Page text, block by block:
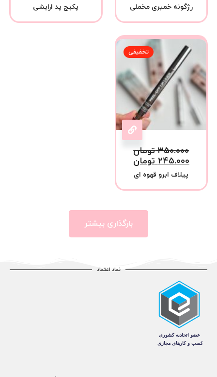
رژگونه خمیری مخملی پکیج پد ارایشی
تخفیفی
۳۵۰.۰۰۰ تومان
۲۴۵.۰۰۰ تومان
پیلاف ابرو قهوه ای
بارگذاری بیشتر
نماد اعتماد